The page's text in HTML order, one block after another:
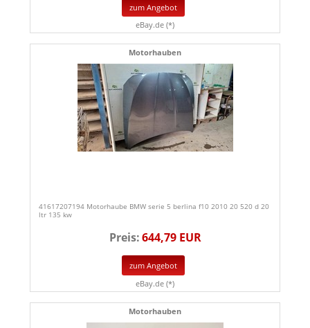
zum Angebot
eBay.de (*)
Motorhauben
41617207194 Motorhaube BMW serie 5 berlina f10 2010 20 520 d 20
ltr 135 kw
Preis:644,79 EUR
zum Angebot
eBay.de (*)
Motorhauben